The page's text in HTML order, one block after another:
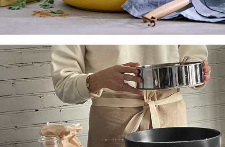
Encuentra las mejores recetas
Ver más